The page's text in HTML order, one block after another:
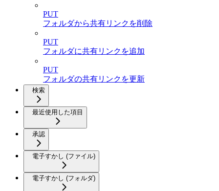
PUT
フォルダから共有リンクを削除
PUT
フォルダに共有リンクを追加
PUT
フォルダの共有リンクを更新
検索
最近使用した項目
承認
電子すかし (ファイル)
電子すかし (フォルダ)